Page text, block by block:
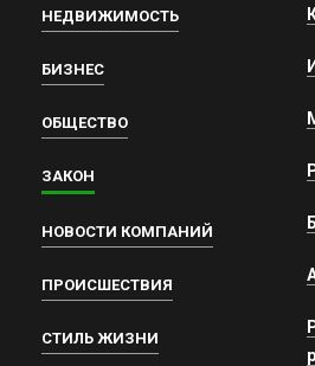
НЕДВИЖИМОСТЬ
БИЗНЕС
ОБЩЕСТВО
ЗАКОН
НОВОСТИ КОМПАНИЙ
ПРОИСШЕСТВИЯ
СТИЛЬ ЖИЗНИ